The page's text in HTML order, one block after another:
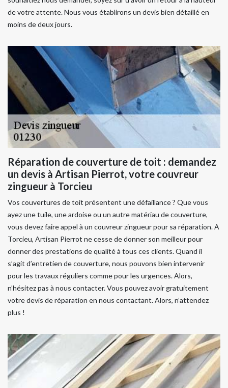
de votre attente. Nous vous établirons un devis bien détaillé en
moins de deux jours.
Réparation de couverture de toit : demandez
un devis à Artisan Pierrot, votre couvreur
zingueur à Torcieu
Vos couvertures de toit présentent une défaillance ? Que vous
ayez une tuile, une ardoise ou un autre matériau de couverture,
vous devez faire appel à un couvreur zingueur pour sa réparation. A
Torcieu, Artisan Pierrot ne cesse de donner son meilleur pour
donner des prestations de qualité à tous ces clients. Quand il
s’agit d’entretien de couverture, nous pouvons bien intervenir
pour les travaux réguliers comme pour les urgences. Alors,
n’hésitez pas à nous contacter. Vous pouvez avoir gratuitement
votre devis de réparation en nous contactant. Alors, n’attendez
plus !